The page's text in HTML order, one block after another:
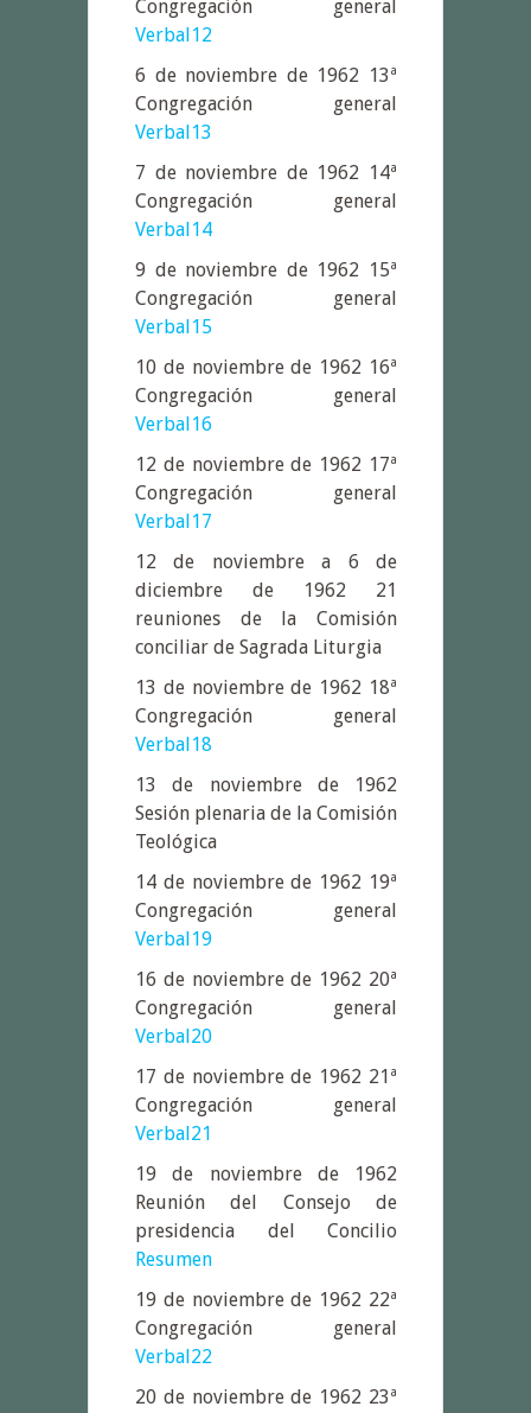
Congregación general
Verbal12
6 de noviembre de 1962 13ª
Congregación general
Verbal13
7 de noviembre de 1962 14ª
Congregación general
Verbal14
9 de noviembre de 1962 15ª
Congregación general
Verbal15
10 de noviembre de 1962 16ª
Congregación general
Verbal16
12 de noviembre de 1962 17ª
Congregación general
Verbal17
12 de noviembre a 6 de
diciembre de 1962 21
reuniones de la Comisión
conciliar de Sagrada Liturgia
13 de noviembre de 1962 18ª
Congregación general
Verbal18
13 de noviembre de 1962
Sesión plenaria de la Comisión
Teológica
14 de noviembre de 1962 19ª
Congregación general
Verbal19
16 de noviembre de 1962 20ª
Congregación general
Verbal20
17 de noviembre de 1962 21ª
Congregación general
Verbal21
19 de noviembre de 1962
Reunión del Consejo de
presidencia del Concilio
Resumen
19 de noviembre de 1962 22ª
Congregación general
Verbal22
20 de noviembre de 1962 23ª